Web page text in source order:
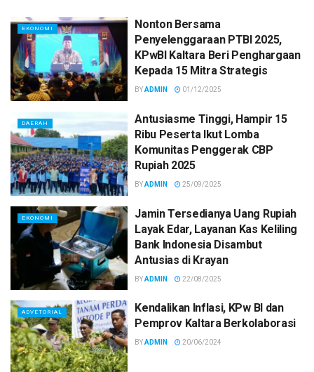
EKONOMI
Nonton Bersama
Penyelenggaraan PTBI 2025,
KPwBI Kaltara Beri Penghargaan
Kepada 15 Mitra Strategis
BYADMIN 01/12/2025
DAERAH
Antusiasme Tinggi, Hampir 15
Ribu Peserta Ikut Lomba
Komunitas Penggerak CBP
Rupiah 2025
BYADMIN 25/09/2025
EKONOMI
Jamin Tersedianya Uang Rupiah
Layak Edar, Layanan Kas Keliling
Bank Indonesia Disambut
Antusias di Krayan
BYADMIN 22/08/2025
ADVETORIAL
Kendalikan Inflasi, KPw BI dan
Pemprov Kaltara Berkolaborasi
BYADMIN 20/06/2024